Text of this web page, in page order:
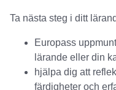
Ta nästa steg i ditt
Europass
lärande eller din
hjälpa dig att
färdigheter och